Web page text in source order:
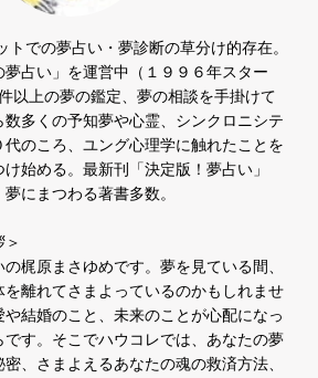
トでの夢占い・夢診断の草分け的存在。
夢占い」を運営中（１９９６年スター
以上の夢の鑑定、夢の相談を手掛けて
多くの予知夢や心霊、シンクロニシテ
代のころ、ユング心理学に触れたことを
始める。最新刊「決定版！夢占い」
夢にまつわる著書多数。
＞
梶原まさゆめです。夢を見ている間、
を離れてさまよっているのかもしれませ
や結婚のこと、未来のことが心配になっ
す。そこでハウコレでは、あなたの夢
、さまよえるあなたの魂の救済方法、